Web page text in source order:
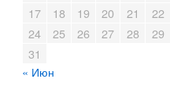
17
18 19 20 21
22
24
25 26 27 28
29
31
« Июн